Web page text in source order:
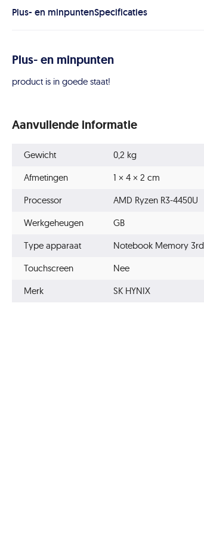
Plus- en minpuntenSpecificaties
Plus- en minpunten
product is in goede staat!
Aanvullende informatie
Gewicht
0,2 kg
Afmetingen
1 × 4 × 2 cm
Processor
AMD Ryzen R3-4450U
Werkgeheugen
GB
Type apparaat
Notebook Memory
Touchscreen
Nee
Merk
SK HYNIX